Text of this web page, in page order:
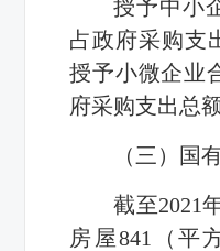
授予中小
占政府采购支
授予小微企业
府采购支出总
（三）国
截至2021
房屋841（平